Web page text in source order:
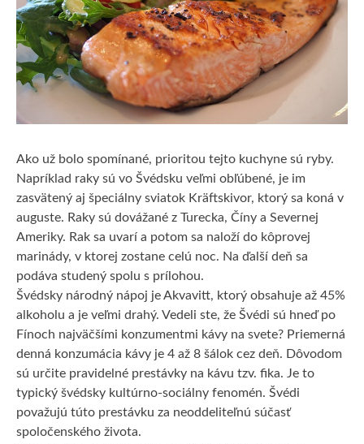
Ako už bolo spomínané, prioritou tejto kuchyne sú ryby.
Napríklad raky sú vo Švédsku veľmi obľúbené, je im
zasvätený aj špeciálny sviatok Kräftskivor, ktorý sa koná v
auguste. Raky sú dovážané z Turecka, Číny a Severnej
Ameriky. Rak sa uvarí a potom sa naloží do kôprovej
marinády, v ktorej zostane celú noc. Na ďalší deň sa
podáva studený spolu s prílohou.
Švédsky národný nápoj je Akvavitt, ktorý obsahuje až 45%
alkoholu a je veľmi drahý. Vedeli ste, že Švédi sú hneď po
Fínoch najväčšími konzumentmi kávy na svete? Priemerná
denná konzumácia kávy je 4 až 8 šálok cez deň. Dôvodom
sú určite pravidelné prestávky na kávu tzv. fika. Je to
typický švédsky kultúrno-sociálny fenomén. Švédi
považujú túto prestávku za neoddeliteľnú súčasť
spoločenského života.